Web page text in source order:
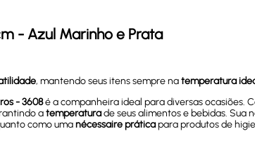
- Azul Marinho e Prata
, mantendo seus itens sempre natemperatura
- 3608é a companheira ideal para diversas ocasiões.
atemperaturade seus alimentos e bebidas. Sua
como umanécessaire práticapara produtos de